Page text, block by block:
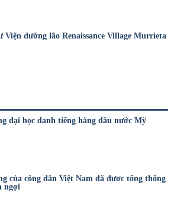
Viện dưỡng lão Renaissance Village Murrieta
đại học danh tiếng hàng đầu nước Mỹ
của công dân Việt Nam đã đươc tổng thống
ngợi